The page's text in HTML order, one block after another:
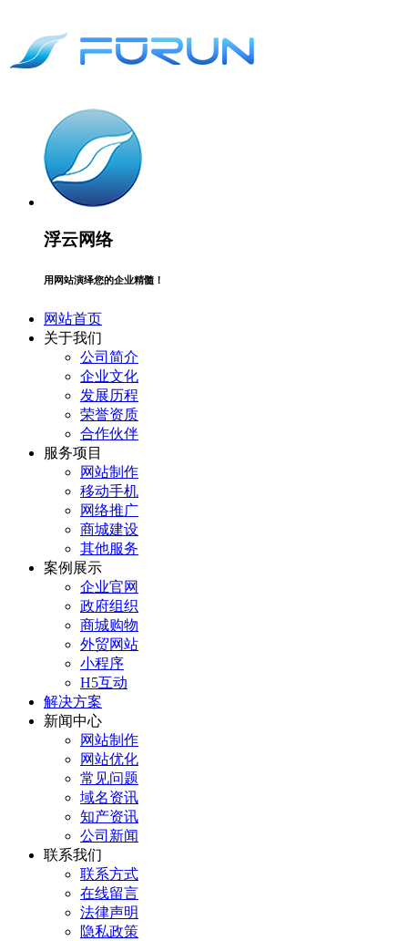
浮云网络
用网站演绎您的企业精髓！
网站首页
关于我们
公司简介
企业文化
发展历程
荣誉资质
合作伙伴
服务项目
网站制作
移动手机
网络推广
商城建设
其他服务
案例展示
企业官网
政府组织
商城购物
外贸网站
小程序
H5互动
解决方案
新闻中心
网站制作
网站优化
常见问题
域名资讯
知产资讯
公司新闻
联系我们
联系方式
在线留言
法律声明
隐私政策